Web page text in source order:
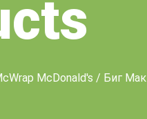
McDonald's / Биг Мак